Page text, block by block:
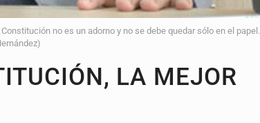
no es un adorno y no se debe quedar sólo en el papel.
LA MEJOR